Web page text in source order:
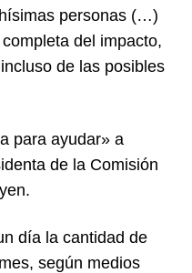
personas (…)
del impacto,
de las posibles
para ayudar» a
de la Comisión
día la cantidad de
según medios